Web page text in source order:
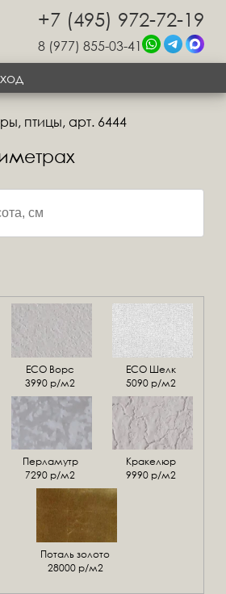
+7 (495) 972-72-19
8 (977) 855-03-41
птицы, арт. 6444
ЕСО Ворс
3990 р/м2
ЕСО Шелк
5090 р/м2
Перламутр
7290 р/м2
Кракелюр
9990 р/м2
Поталь золото
28000 р/м2